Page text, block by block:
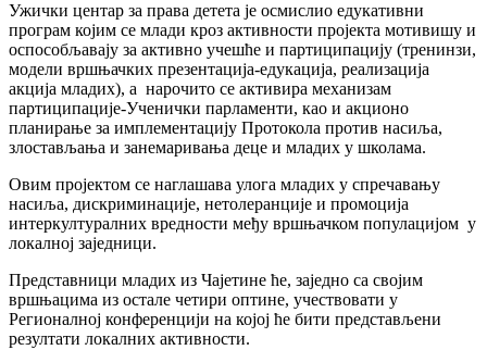
Ужички центар за права детета је осмислио едукативни
програм којим се млади кроз активности пројекта мотивишу и
оспособљавају за активно учешће и партиципацију (тренинзи,
модели вршњачких презентација-едукација, реализација
акција младих), а нарочито се активира механизам
партиципације-Ученички парламенти, као и акционо
планирање за имплементацију Протокола против насиља,
злостављања и занемаривања деце и младих у школама.
Овим пројектом се наглашава улога младих у спречавању
насиља, дискриминације, нетолеранције и промоција
интеркултуралних вредности међу вршњачком популацијом у
локалној заједници.
Представници младих из Чајетине ће, заједно са својим
вршњацима из остале четири оптине, учествовати у
Регионалној конференцији на којој ће бити представљени
резултати локалних активности.